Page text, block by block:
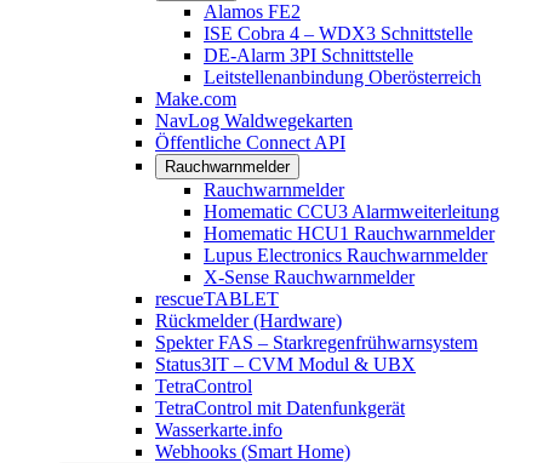
Alamos FE2
ISE Cobra 4 – WDX3 Schnittstelle
DE-Alarm 3PI Schnittstelle
Leitstellenanbindung Oberösterreich
Make.com
NavLog Waldwegekarten
Öffentliche Connect API
Rauchwarnmelder
Rauchwarnmelder
Homematic CCU3 Alarmweiterleitung
Homematic HCU1 Rauchwarnmelder
Lupus Electronics Rauchwarnmelder
X-Sense Rauchwarnmelder
rescueTABLET
Rückmelder (Hardware)
Spekter FAS – Starkregenfrühwarnsystem
Status3IT – CVM Modul & UBX
TetraControl
TetraControl mit Datenfunkgerät
Wasserkarte.info
Webhooks (Smart Home)